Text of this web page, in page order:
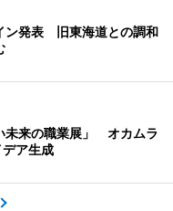
ン発表 旧東海道との調和
未来の職業展」 オカムラ
ア生成